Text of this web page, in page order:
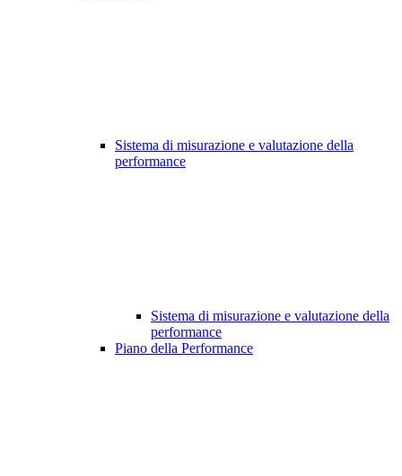
Sistema di misurazione e valutazione della
performance
Sistema di misurazione e valutazione della
performance
Piano della Performance